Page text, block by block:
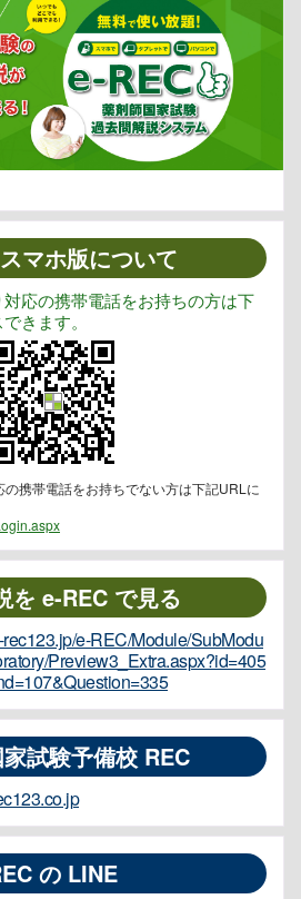
マホ版について
応の携帯電話をお持ちの方は下
きます。
携帯電話をお持ちでない方は下記URLに
を e-REC で見る
rec123.jp/e-REC/Module/SubModu
Preview3_Extra.aspx?id=405
試験予備校 REC
の LINE